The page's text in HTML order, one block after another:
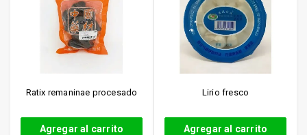
Ratix remaninae procesado
Agregar al carrito
Lirio fresco
Agregar al carrito